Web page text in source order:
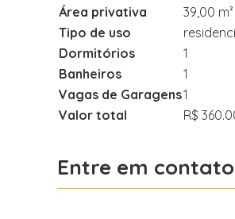
Área privativa
39,00 m²
Tipo de uso
Dormitórios
1
Banheiros
1
Vagas de Garagens1
Valor total
R$
Entre em contato